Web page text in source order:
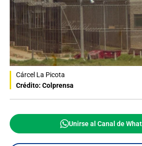
Cárcel La Picota
Crédito: Colprensa
Unirse al Canal de